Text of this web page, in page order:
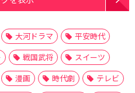
大河ドラマ
平安時代
戦国武将
スイーツ
漫画 時代劇
テレビ